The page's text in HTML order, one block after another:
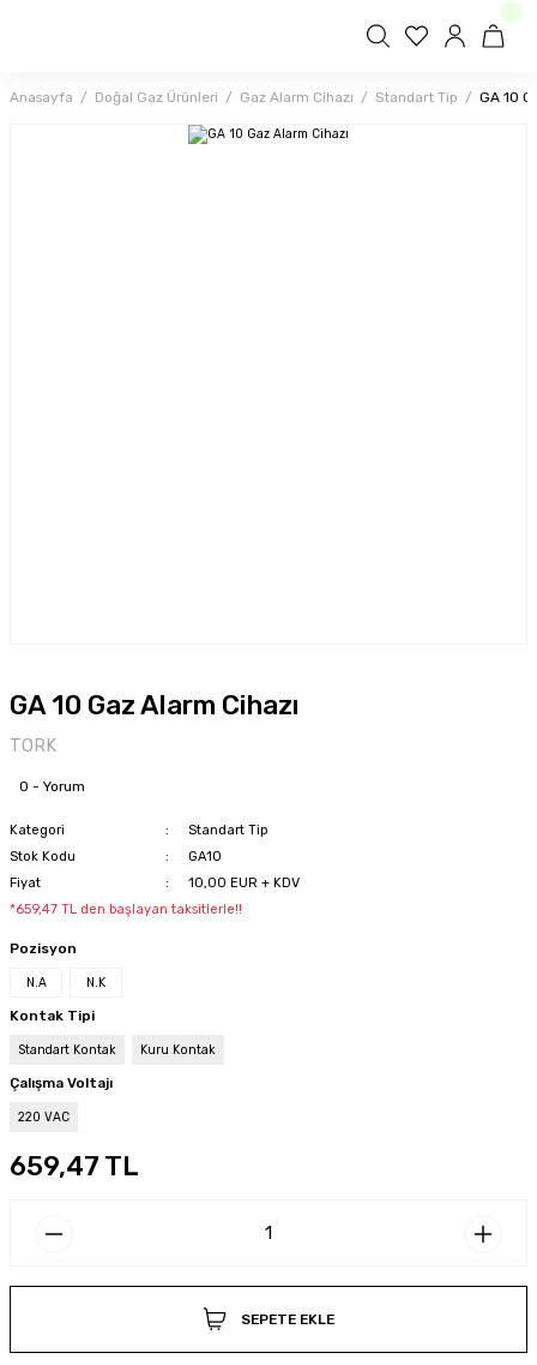
Anasayfa Doğal Gaz Ürünleri Gaz Alarm Cihazı Standart Tip GA 10
GA 10 Gaz Alarm Cihazı
TORK
0 - Yorum
Kategori
Standart Tip
Stok Kodu
GA10
Fiyat
10,00 EUR + KDV
*659,47 TL den başlayan taksitlerle!!
Pozisyon
N.A N.K
Kontak Tipi
Standart Kontak Kuru Kontak
Çalışma Voltajı
220 VAC
659,47 TL
SEPETE EKLE